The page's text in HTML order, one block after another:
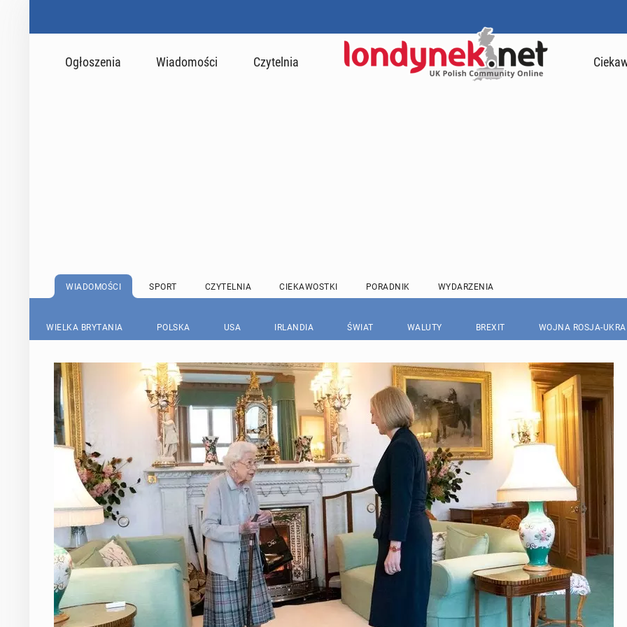
Ogłoszenia Wiadomości Czytelnia
WIADOMOŚCI SPORT CZYTELNIA CIEKAWOSTKI PORADNIK WYDARZENIA
WIELKA BRYTANIA POLSKA USA IRLANDIA ŚWIAT WALUTY BREXIT WOJNA ROSJA-